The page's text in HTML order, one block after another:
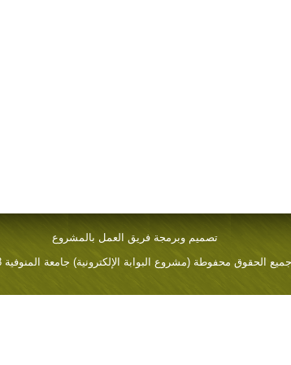
تصميم وبرمجة فريق العمل بالمشروع
جميع الحقوق محفوطة (مشروع البوابة الإلكترونية) جامعة المنوفية 2013